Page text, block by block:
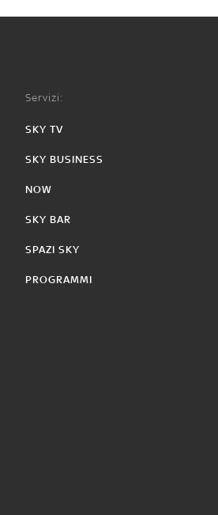
Servizi:
SKY TV
SKY BUSINESS
NOW
SKY BAR
SPAZI SKY
PROGRAMMI